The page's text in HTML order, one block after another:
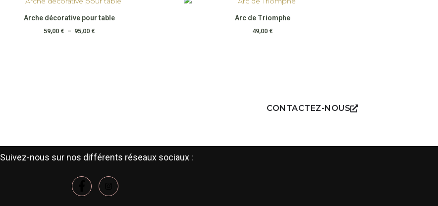
Arche décorative pour table
59,00 € – 95,00 €
prix :
59,00 €
à
a
plusieurs
du
produit
Arc de Triomphe
49,00 €
CONTACTEZ-NOUS
Suivez-nous sur nos différents réseaux sociaux :